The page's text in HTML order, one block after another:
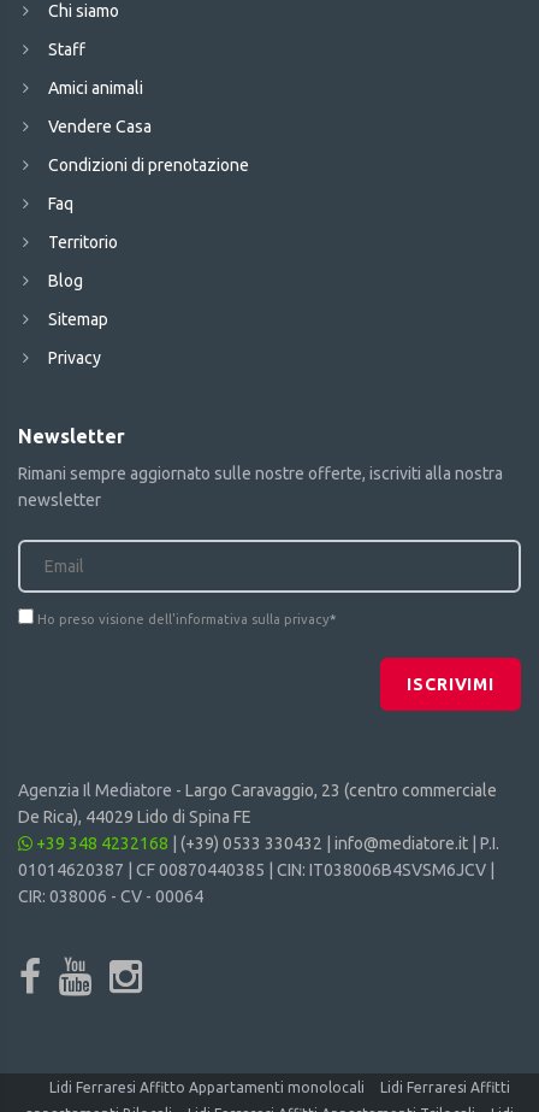
Chi siamo
Staff
Amici animali
Vendere Casa
Condizioni di prenotazione
Faq
Territorio
Blog
Sitemap
Privacy
Newsletter
Rimani sempre aggiornato sulle nostre offerte, iscriviti alla nostra
newsletter
Ho preso visione dell'informativa sulla privacy*
ISCRIVIMI
Agenzia Il Mediatore - Largo Caravaggio, 23 (centro commerciale
De Rica), 44029 Lido di Spina FE
+39 348 4232168
(+39) 0533 330432 info@mediatore.it | P.I.
01014620387 | CF 00870440385 | CIN: IT038006B4SVSM6JCV |
CIR: 038006 - CV - 00064
Lidi Ferraresi Affitto Appartamenti monolocali
Lidi Ferraresi Affitti